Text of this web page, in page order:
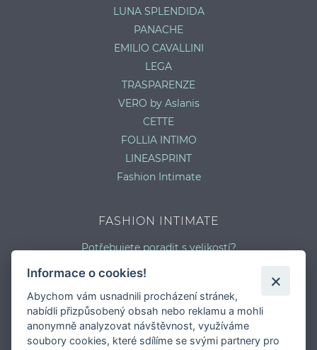
LUNA SPLENDIDA
PANACHE
EMILIO CAVALLINI
LEGA
TRASPARENZE
VERO by Aslanis
CETTE
FOLLIA INTIMO
LINEASPRINT
Fashion Intimate
FASHION INTIMATE
Potřebujete poradit s velikostí?
Jaký typ kalhotek je pro vás vhodný?
Typy podprsenek
Druhy plavek
Typy punčocháčů
Informace o cookies!
Abychom vám usnadnili procházení stránek,
nabídli přizpůsobený obsah nebo reklamu a mohli
anonymně analyzovat návštěvnost, využíváme
soubory cookies, které sdílíme se svými partnery pro